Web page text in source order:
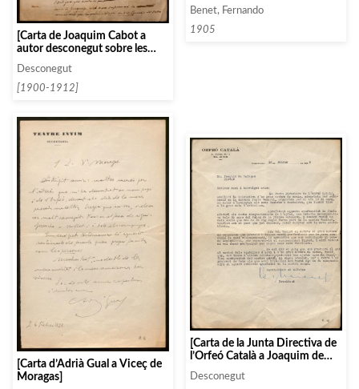
[Carta de Joaquim Cabot a
autor desconegut sobre les
Desconegut
[1900-1912]
Benet, Fernando
1905
[Carta d’Adrià Gual a Viceç de
Moragas]
[Carta de la Junta Directiva de
l’Orfeó Català a Joaquim de
Desconegut